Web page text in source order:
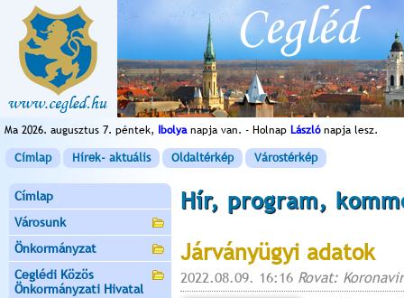
Ma 2026. augusztus 7. péntek, Ibolyanapja van. - Holnap Lászlónapja lesz.
Címlap Hírek- aktuális Oldaltérkép Várostérkép
Címlap
Városunk
Önkormányzat
Ceglédi Közös
Önkormányzati Hivatal
Hír, program,
Járványügyi adatok
2022.08.09. 16:16 Rovat: